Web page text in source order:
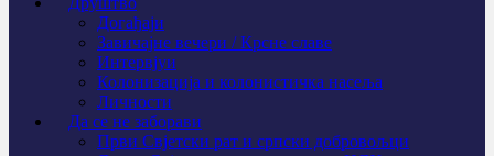
Догађаји
Завичајне вечери / Крсне славе
Интервјуи
Колонизација и колонистичка насеља
Личности
Да се не заборави
Први Свјeтски рат и српски добровољци